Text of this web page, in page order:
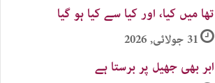
تھا میں کیا، اور کیا سے کیا ہو گیا
31 جولائی, 2026
ابر بھی جھیل پر برستا ہے